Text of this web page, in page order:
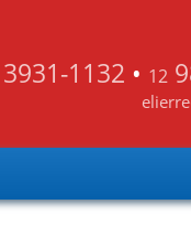
3931-1132 • 12